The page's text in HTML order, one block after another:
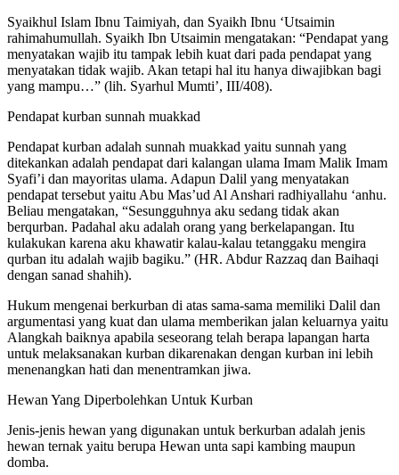
Syaikhul Islam Ibnu Taimiyah, dan Syaikh Ibnu ‘Utsaimin
rahimahumullah. Syaikh Ibn Utsaimin mengatakan: “Pendapat yang
menyatakan wajib itu tampak lebih kuat dari pada pendapat yang
menyatakan tidak wajib. Akan tetapi hal itu hanya diwajibkan bagi
yang mampu…” (lih. Syarhul Mumti’, III/408).
Pendapat kurban sunnah muakkad
Pendapat kurban adalah sunnah muakkad yaitu sunnah yang
ditekankan adalah pendapat dari kalangan ulama Imam Malik Imam
Syafi’i dan mayoritas ulama. Adapun Dalil yang menyatakan
pendapat tersebut yaitu Abu Mas’ud Al Anshari radhiyallahu ‘anhu.
Beliau mengatakan, “Sesungguhnya aku sedang tidak akan
berqurban. Padahal aku adalah orang yang berkelapangan. Itu
kulakukan karena aku khawatir kalau-kalau tetanggaku mengira
qurban itu adalah wajib bagiku.” (HR. Abdur Razzaq dan Baihaqi
dengan sanad shahih).
Hukum mengenai berkurban di atas sama-sama memiliki Dalil dan
argumentasi yang kuat dan ulama memberikan jalan keluarnya yaitu
Alangkah baiknya apabila seseorang telah berapa lapangan harta
untuk melaksanakan kurban dikarenakan dengan kurban ini lebih
menenangkan hati dan menentramkan jiwa.
Hewan Yang Diperbolehkan Untuk Kurban
Jenis-jenis hewan yang digunakan untuk berkurban adalah jenis
hewan ternak yaitu berupa Hewan unta sapi kambing maupun
domba.